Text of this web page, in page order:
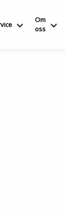
Om
oss